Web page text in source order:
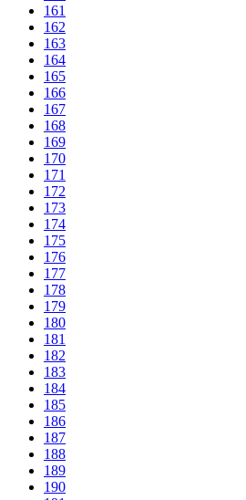
161
162
163
164
165
166
167
168
169
170
171
172
173
174
175
176
177
178
179
180
181
182
183
184
185
186
187
188
189
190